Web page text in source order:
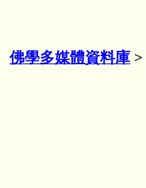
佛學多媒體資料庫 >